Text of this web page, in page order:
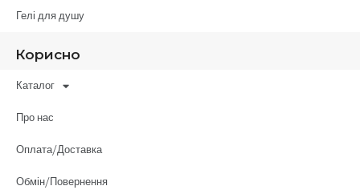
Гелі для душу
Корисно
Каталог
Про нас
Оплата/Доставка
Обмін/Повернення